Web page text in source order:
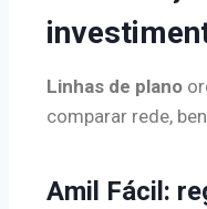
Linhas de plano
comparar rede,
Amil Fácil: